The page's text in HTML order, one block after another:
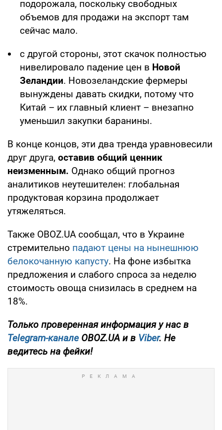
подорожала, поскольку свободных
объемов для продажи на экспорт там
сейчас мало.
с другой стороны, этот скачок полностью
нивелировало падение цен в Новой
Зеландии. Новозеландские фермеры
вынуждены давать скидки, потому что
Китай – их главный клиент – внезапно
уменьшил закупки баранины.
В конце концов, эти два тренда уравновесили
друг друга, оставив общий ценник
неизменным. Однако общий прогноз
аналитиков неутешителен: глобальная
продуктовая корзина продолжает
утяжеляться.
Также OBOZ.UA сообщал, что в Украине
стремительно падают цены на нынешнюю
белокочанную капусту. На фоне избытка
предложения и слабого спроса за неделю
стоимость овоща снизилась в среднем на
18%.
Только проверенная информация у нас в
Telegram-канале OBOZ.UA и в Viber. Не
ведитесь на фейки!